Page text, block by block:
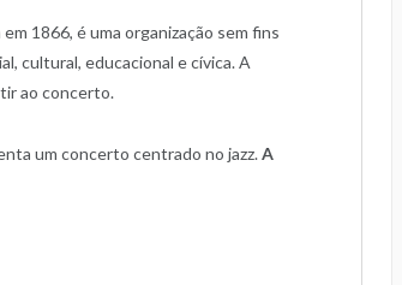
1866, é uma organização sem fins
cultural, educacional e cívica. A
ao concerto.
um concerto centrado no jazz.A